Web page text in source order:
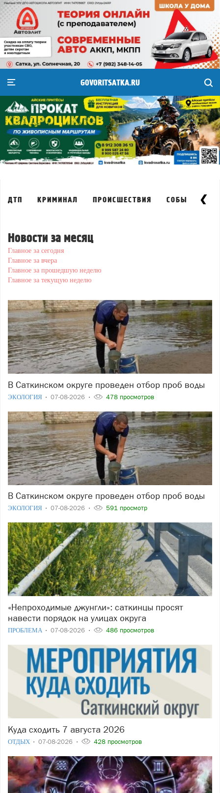
GOVORITSATKA.RU
ДТП КРИМИНАЛ ПРОИСШЕСТВИЯ СОБЫТИЕ
Новости за месяц
Главное за сегодня
Главное за вчера
Главное за прошедшую неделю
Главное за текущую неделю
В Саткинском округе проведен отбор проб воды
ЭКОЛОГИЯ 07-08-2026 478 просмотров
В Саткинском округе проведен отбор проб воды
ЭКОЛОГИЯ 07-08-2026 591 просмотр
«Непроходимые джунгли»: саткинцы просят
навести порядок на улицах округа
ПРОБЛЕМА 07-08-2026 486 просмотров
Куда сходить 7 августа 2026
ОТДЫХ 07-08-2026 428 просмотров